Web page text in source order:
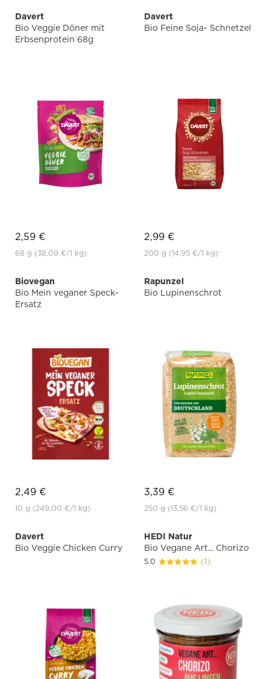
Davert
Bio Veggie Döner mit
Erbsenprotein 68g
2,59 €
68 g (38,09 €/1 kg)
Davert
Bio Feine Soja- Schnetzel
2,99 €
200 g (14,95 €/1 kg)
Biovegan
Bio Mein veganer Speck-
Ersatz
2,49 €
10 g (249,00 €/1 kg)
Rapunzel
Bio Lupinenschrot
3,39 €
250 g (13,56 €/1 kg)
Davert
Bio Veggie Chicken Curry
HEDI Natur
Bio Vegane Art... Chorizo
5.0 (1)